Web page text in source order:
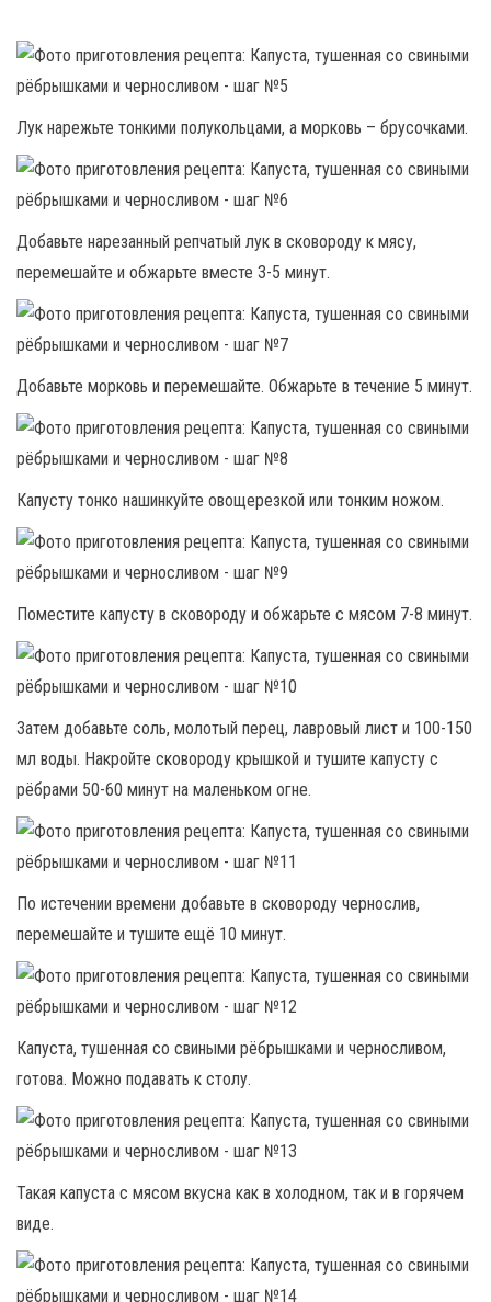
Лук нарежьте тонкими полукольцами, а морковь – брусочками.
Добавьте нарезанный репчатый лук в сковороду к мясу,
перемешайте и обжарьте вместе 3-5 минут.
Добавьте морковь и перемешайте. Обжарьте в течение 5 минут.
Капусту тонко нашинкуйте овощерезкой или тонким ножом.
Поместите капусту в сковороду и обжарьте с мясом 7-8 минут.
Затем добавьте соль, молотый перец, лавровый лист и 100-150
мл воды. Накройте сковороду крышкой и тушите капусту с
рёбрами 50-60 минут на маленьком огне.
По истечении времени добавьте в сковороду чернослив,
перемешайте и тушите ещё 10 минут.
Капуста, тушенная со свиными рёбрышками и черносливом,
готова. Можно подавать к столу.
Такая капуста с мясом вкусна как в холодном, так и в горячем
виде.